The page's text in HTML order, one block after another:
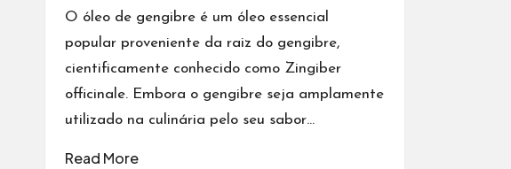
O óleo de gengibre é um óleo essencial
popular proveniente da raiz do gengibre,
cientificamente conhecido como Zingiber
officinale. Embora o gengibre seja amplamente
utilizado na culinária pelo seu sabor…
Read More